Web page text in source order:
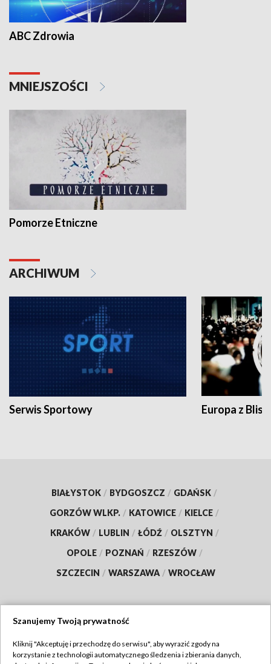
ABC Zdrowia
MNIEJSZOŚCI
Pomorze Etniczne
ARCHIWUM
Serwis Sportowy Europa z
BIAŁYSTOK / BYDGOSZCZ / GDAŃSK /
GORZÓW WLKP. / KATOWICE / KIELCE /
KRAKÓW / LUBLIN / ŁÓDŹ / OLSZTYN /
OPOLE / POZNAŃ / RZESZÓW /
SZCZECIN / WARSZAWA / WROCŁAW
TVP
Szanujemy Twoją prywatność
Kliknij "Akceptuję i przechodzę do serwisu", aby wyrazić zgody na
korzystanie z technologii automatycznego śledzenia i zbierania danych,